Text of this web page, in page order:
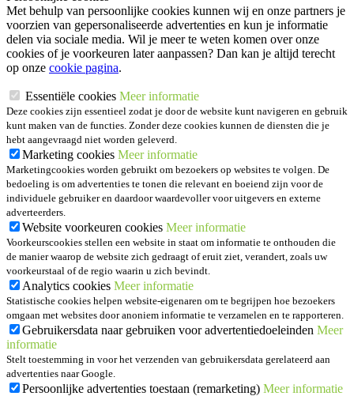
Met behulp van persoonlijke cookies kunnen wij en onze partners je
voorzien van gepersonaliseerde advertenties en kun je informatie
delen via sociale media. Wil je meer te weten komen over onze
cookies of je voorkeuren later aanpassen? Dan kan je altijd terecht
op onze cookie pagina.
Essentiële cookies Meer informatie
Deze cookies zijn essentieel zodat je door de website kunt navigeren en gebruik
kunt maken van de functies. Zonder deze cookies kunnen de diensten die je
hebt aangevraagd niet worden geleverd.
Marketing cookies Meer informatie
Marketingcookies worden gebruikt om bezoekers op websites te volgen. De
bedoeling is om advertenties te tonen die relevant en boeiend zijn voor de
individuele gebruiker en daardoor waardevoller voor uitgevers en externe
adverteerders.
Website voorkeuren cookies Meer informatie
Voorkeurscookies stellen een website in staat om informatie te onthouden die
de manier waarop de website zich gedraagt of eruit ziet, verandert, zoals uw
voorkeurstaal of de regio waarin u zich bevindt.
Analytics cookies Meer informatie
Statistische cookies helpen website-eigenaren om te begrijpen hoe bezoekers
omgaan met websites door anoniem informatie te verzamelen en te rapporteren.
Gebruikersdata naar gebruiken voor advertentiedoeleinden Meer
informatie
Stelt toestemming in voor het verzenden van gebruikersdata gerelateerd aan
advertenties naar Google.
Persoonlijke advertenties toestaan (remarketing) Meer informatie